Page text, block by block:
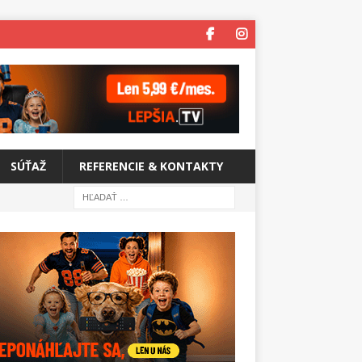
SÚŤAŽ REFERENCIE & KONTAKTY